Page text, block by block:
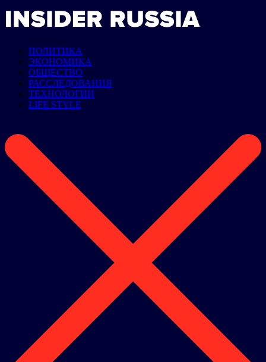
ПОЛИТИКА
ЭКОНОМИКА
ОБЩЕСТВО
РАССЛЕДОВАНИЯ
ТЕХНОЛОГИИ
LIFE STYLE